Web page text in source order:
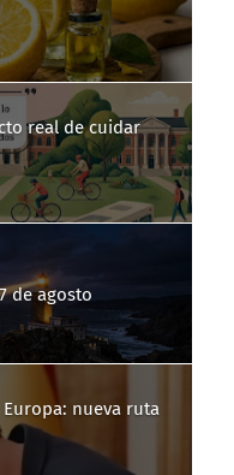
real de cuidar
de agosto
Europa: nueva ruta